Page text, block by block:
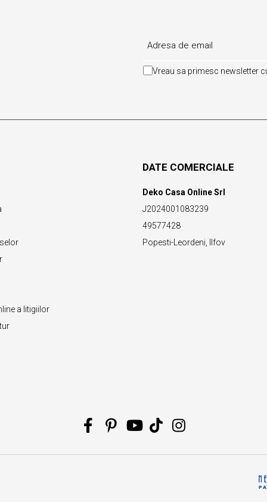
Vreau sa primesc newsletter
a litigiilor
DATE COMERCIALE
Deko Casa Online Srl
J2024001083239
49577428
Popesti-Leordeni, Ilfov